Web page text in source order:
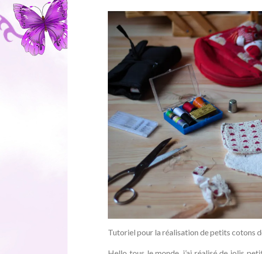
Tutoriel pour la réalisation de petits cotons